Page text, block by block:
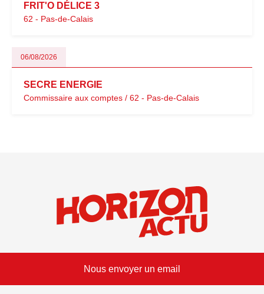
FRIT'O DÉLICE 3
62 - Pas-de-Calais
06/08/2026
SECRE ENERGIE
Commissaire aux comptes / 62 - Pas-de-Calais
Nous envoyer un email